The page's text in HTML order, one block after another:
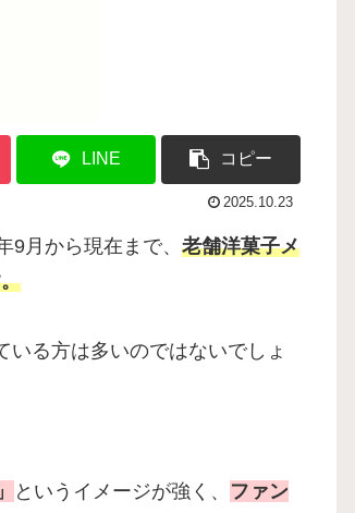
LINE コピー
2025.10.23
月から現在まで、 老舗洋菓子メ
る方は多いのではないでしょ
というイメージが強く、 ファン